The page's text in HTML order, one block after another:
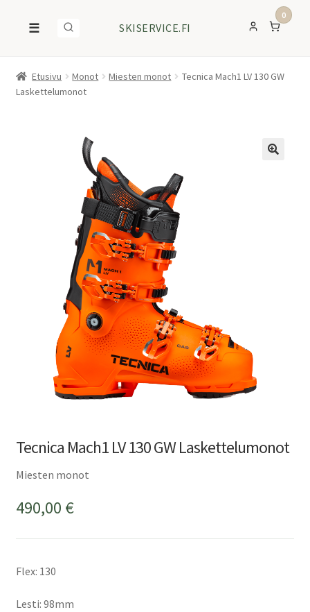
☰ SKISERVICE.FI
0
Etusivu Monot Miesten monot
Tecnica Mach1 LV 130 GW
Laskettelumonot
Tecnica Mach1 LV 130 GW Laskettelumonot
Miesten monot
490,00 €
Flex: 130
Lesti: 98mm